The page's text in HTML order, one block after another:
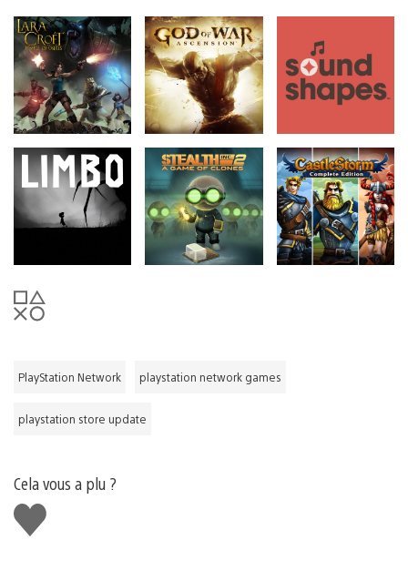
PlayStation Network playstation network games
playstation store update
Cela vous a plu ?
J'aime